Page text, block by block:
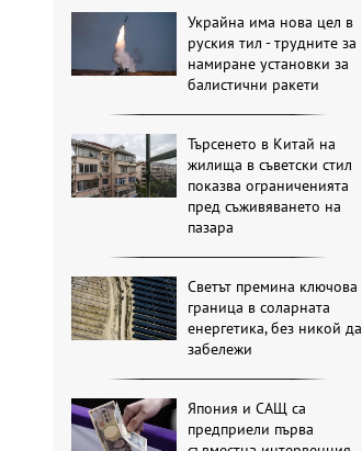
Украйна има нова цел в
руския тил - трудните за
намиране установки за
балистични ракети
Търсенето в Китай на
жилища в съветски стил
показва ограниченията
пред съживяването на
пазара
Светът премина ключова
граница в соларната
енергетика, без никой да
забележи
Япония и САЩ са
предприели първа